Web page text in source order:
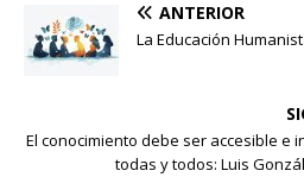
ANTERIOR
La Educación
El conocimiento debe ser accesible e
todas y todos: Luis